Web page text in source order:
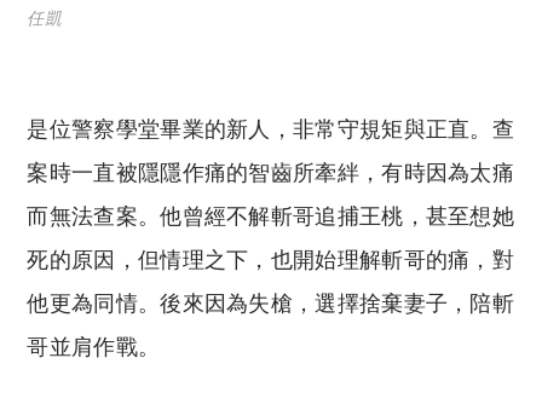
任凱
是位警察學堂畢業的新人，非常守規矩與正直。查
案時一直被隱隱作痛的智齒所牽絆，有時因為太痛
而無法查案。他曾經不解斬哥追捕王桃，甚至想她
死的原因，但情理之下，也開始理解斬哥的痛，對
他更為同情。後來因為失槍，選擇捨棄妻子，陪斬
哥並肩作戰。